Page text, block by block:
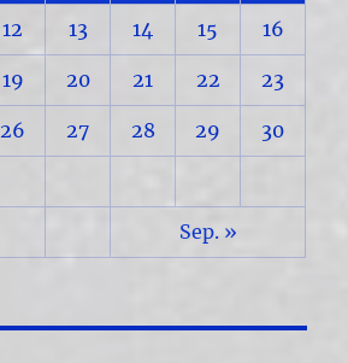
12 13 14 15 16
19 20 21 22 23
26 27 28 29 30
Sep. »